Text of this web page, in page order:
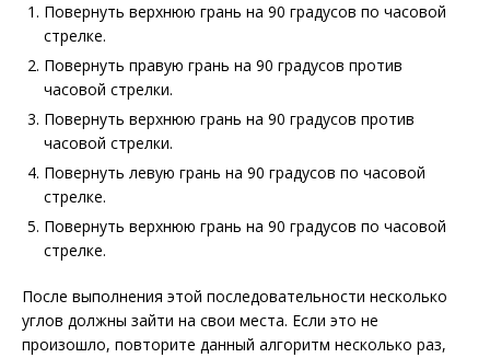
Повернуть верхнюю грань на 90 градусов по часовой
стрелке.
Повернуть правую грань на 90 градусов против
часовой стрелки.
Повернуть верхнюю грань на 90 градусов против
часовой стрелки.
Повернуть левую грань на 90 градусов по часовой
стрелке.
Повернуть верхнюю грань на 90 градусов по часовой
стрелке.
После выполнения этой последовательности несколько
углов должны зайти на свои места. Если это не
произошло, повторите данный алгоритм несколько раз,